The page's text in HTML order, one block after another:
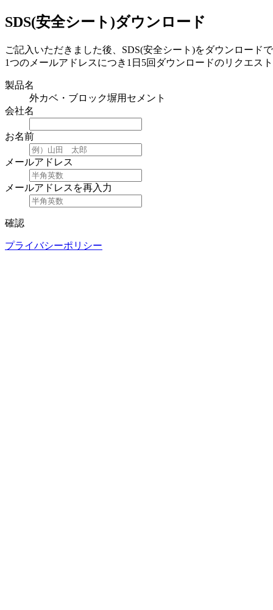
SDS(安全シート)ダウンロード
ご記入いただきました後、SDS(安全シート)をダウンロード
1つのメールアドレスにつき1日5回ダウンロードのリクエス
製品名
外カベ・ブロック塀用セメント
会社名
お名前
メールアドレス
メールアドレスを再入力
確認
プライバシーポリシー